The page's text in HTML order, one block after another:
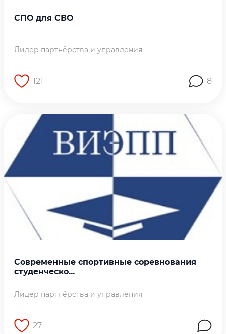
СПО для СВО
Лидер партнёрства и управления
121 8
Современные спортивные соревнования
студенческо...
Лидер партнёрства и управления
27